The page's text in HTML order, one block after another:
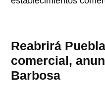
Reabrirá
comercial,
Barbosa